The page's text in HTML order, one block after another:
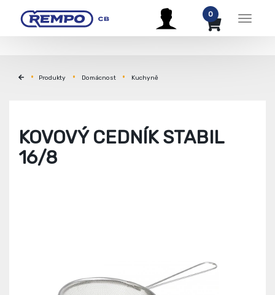
Menu
0
Produkty Domácnost Kuchyně
KOVOVÝ CEDNÍK STABIL
16/8